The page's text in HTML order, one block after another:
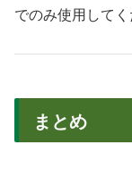
でのみ使用して
まとめ